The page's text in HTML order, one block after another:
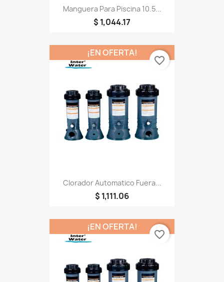
Manguera Para Piscina 10.5...
$ 1,044.17
Clorador Automatico Fuera...
$ 1,111.06
¡EN OFERTA!
favorite_border
¡EN OFERTA!
favorite_border